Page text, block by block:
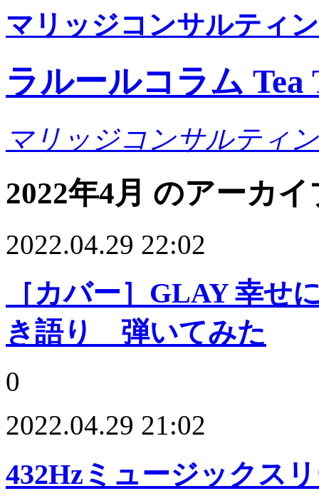
マリッジコンサルティ
ラルールコラム Tea
マリッジコンサルティ
2022年4月 のアーカイ
2022.04.29 22:02
［カバー］GLAY 幸
き語り 弾いてみた
0
2022.04.29 21:02
432Hzミュージックス